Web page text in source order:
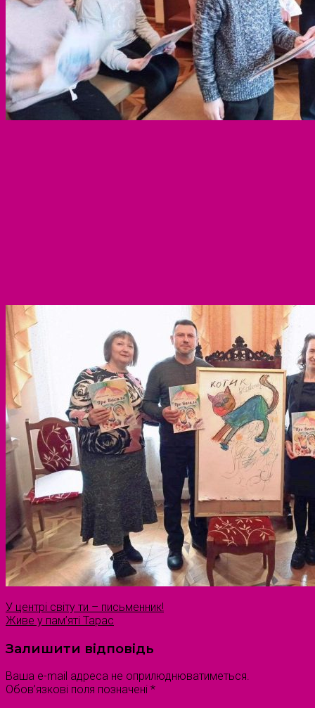
У центрі світу ти – письменник!
Живе у пам’яті Тарас
Залишити відповідь
Ваша e-mail адреса не оприлюднюватиметься.
Обов’язкові поля позначені *